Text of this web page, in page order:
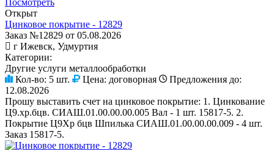
Открыт
Цинковое покрытие - 12829
Заказ №12829 от 05.08.2026
г Ижевск, Удмуртия
Категории:
Другие услуги металлообработки
Кол-во: 5 шт. Цена: договорная
Предложения до:
12.08.2026
Прошу выставить счет на цинковое покрытие: 1. Цинкование
Ц9.хр.бцв. СИАШ.01.00.00.00.005 Вал - 1 шт. 15817-5. 2.
Покрытие Ц9Хр бцв Шпилька СИАШ.01.00.00.00.009 - 4 шт.
Заказ 15817-5.